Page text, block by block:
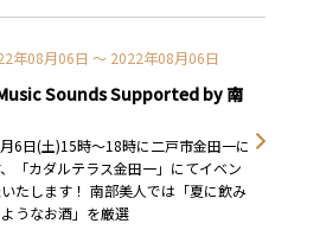
年08月06日 〜 2022年08月06日
Sounds Supported by 南
6日(土)15時～18時に二戸市金田一に
「カダルテラス金田一」にてイベン
たします！ 南部美人では「夏に飲み
うなお酒」を厳選